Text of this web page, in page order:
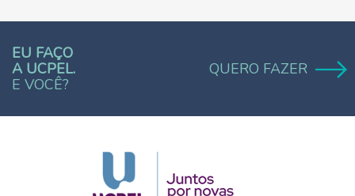
EU FAÇO
A UCPEL.
E VOCÊ?
QUERO FAZER